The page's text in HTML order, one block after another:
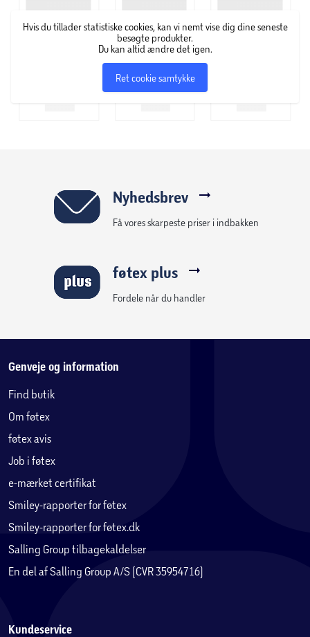
Hvis du tillader statistiske cookies, kan vi nemt vise dig dine seneste
besøgte produkter.
Du kan altid ændre det igen.
Ret cookie samtykke
Nyhedsbrev
Få vores skarpeste priser i indbakken
føtex plus
Fordele når du handler
Genveje og information
Find butik
Om føtex
føtex avis
Job i føtex
e-mærket certifikat
Smiley-rapporter for føtex
Smiley-rapporter for føtex.dk
Salling Group tilbagekaldelser
En del af Salling Group A/S (CVR 35954716)
Kundeservice